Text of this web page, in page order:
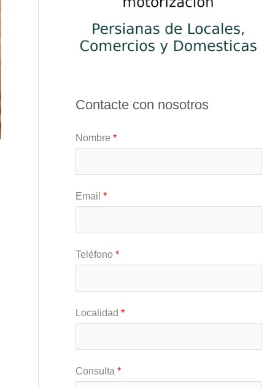
Contacte con nosotros
Nombre *
Email *
Teléfono *
Localidad *
Consulta *